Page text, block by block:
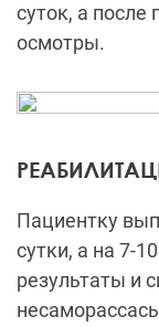
суток, а
осмотры.
Пациентку
сутки, а на 7-
результаты и